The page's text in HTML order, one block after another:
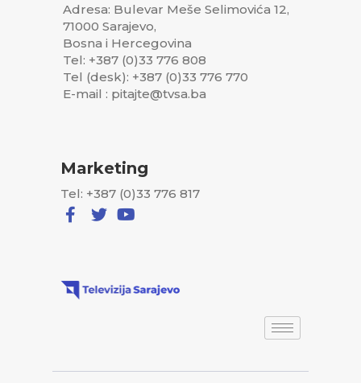
Adresa: Bulevar Meše Selimovića 12,
71000 Sarajevo,
Bosna i Hercegovina
Tel: +387 (0)33 776 808
Tel (desk): +387 (0)33 776 770
E-mail : pitajte@tvsa.ba
Marketing
Tel: +387 (0)33 776 817